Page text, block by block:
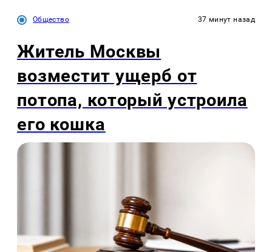
Общество 37 минут назад
Житель Москвы
возместит ущерб от
потопа, который устроила
его кошка